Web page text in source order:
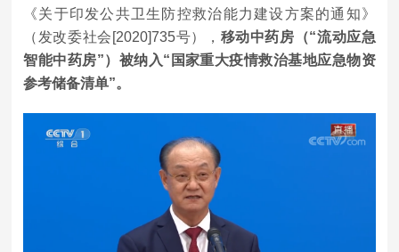
《关于印发公共卫生防控救治能力建设方案的通知》
（发改委社会[2020]735号）， 移动中药房（“流动应急
智能中药房”）被纳入“国家重大疫情救治基地应急物资
参考储备清单”。